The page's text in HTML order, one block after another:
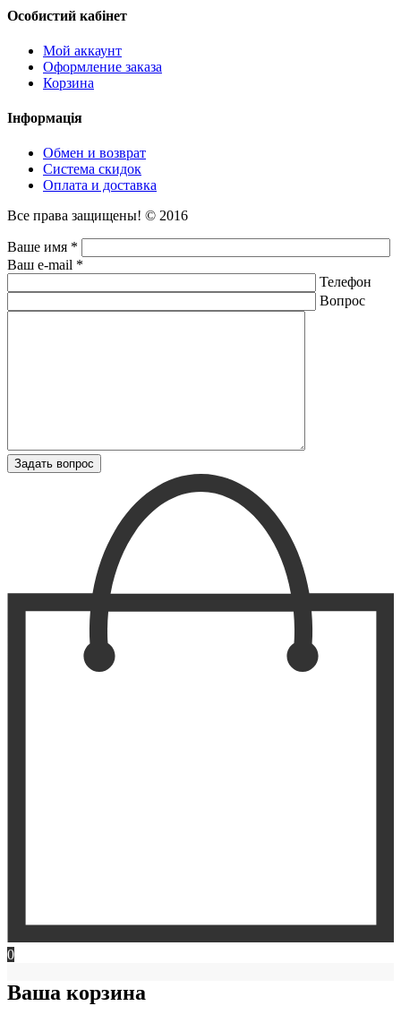
Особистий кабінет
Мой аккаунт
Оформление заказа
Корзина
Інформація
Обмен и возврат
Система скидок
Оплата и доставка
Все права защищены! © 2016
Ваше имя *
Ваш e-mail *
Телефон
Вопрос
0
Ваша корзина